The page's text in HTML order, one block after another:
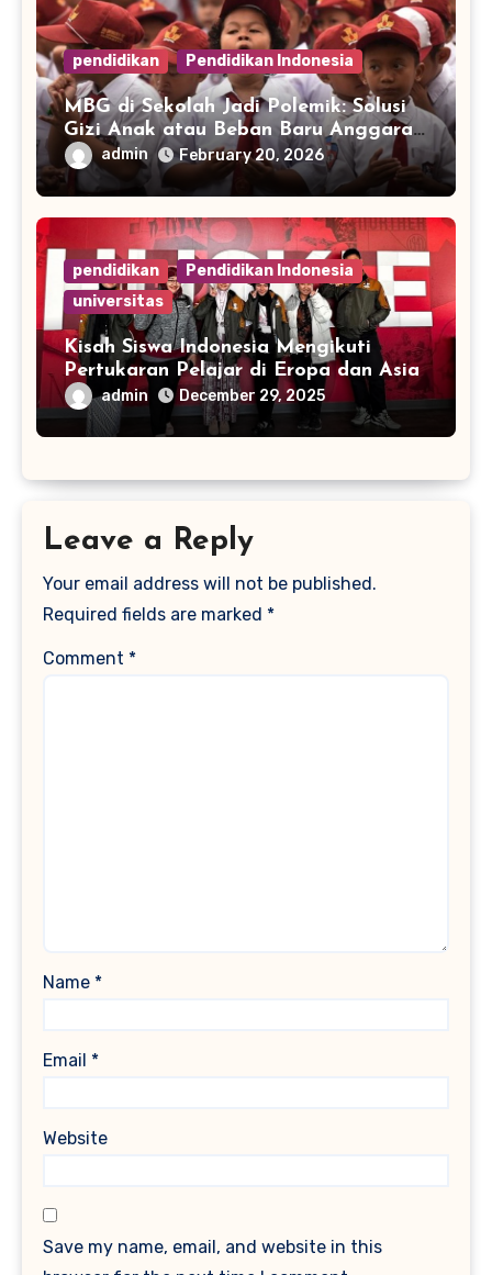
pendidikan Pendidikan Indonesia
MBG di Sekolah Jadi Polemik: Solusi
Gizi Anak atau Beban Baru Anggaran
Pendidikan?
admin February 20, 2026
pendidikan
Pendidikan Indonesia
universitas
Kisah Siswa Indonesia Mengikuti
Pertukaran Pelajar di Eropa dan Asia
admin December 29, 2025
Leave a Reply
Your email address will not be published.
Required fields are marked *
Comment *
Name *
Email *
Website
Save my name, email, and website in this